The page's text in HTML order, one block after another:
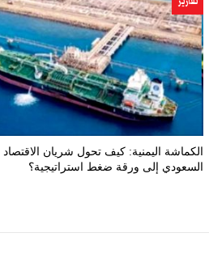
الكماشة اليمنية: كيف تحول شريان الاقتصاد
السعودي إلى ورقة ضغط استراتيجية؟